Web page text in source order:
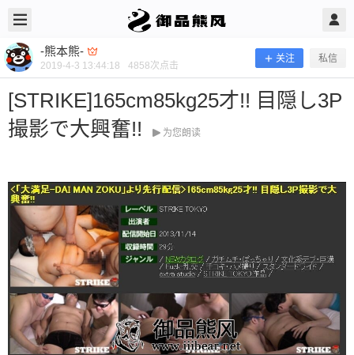
-熊本熊-
2019-4-3 13:44:18 4858次点击
关注 私信
[STRIKE]165cm85kg25才!! 目隠し3P
撮影で大興奮!!
为您朗读
-熊本熊- @ 御品熊风 2019/4/03
[STRIKE]165cm85kg25才!! 目隠し3P
撮影で大興奮!!
当前隐藏内容需要支付100熊币 已有33人支付 登录